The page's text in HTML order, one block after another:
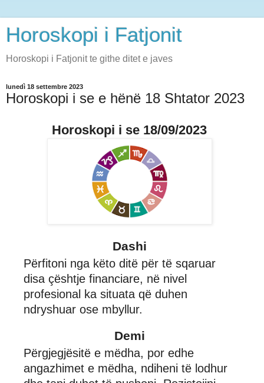
Horoskopi i Fatjonit
Horoskopi i Fatjonit te githe ditet e javes
lunedì 18 settembre 2023
Horoskopi i se e hënë 18 Shtator 2023
Horoskopi i se 18/09/2023
Dashi
Përfitoni nga këto ditë për të sqaruar
disa çështje financiare, në nivel
profesional ka situata që duhen
ndryshuar ose mbyllur.
Demi
Përgjegjësitë e mëdha, por edhe
angazhimet e mëdha, ndiheni të lodhur